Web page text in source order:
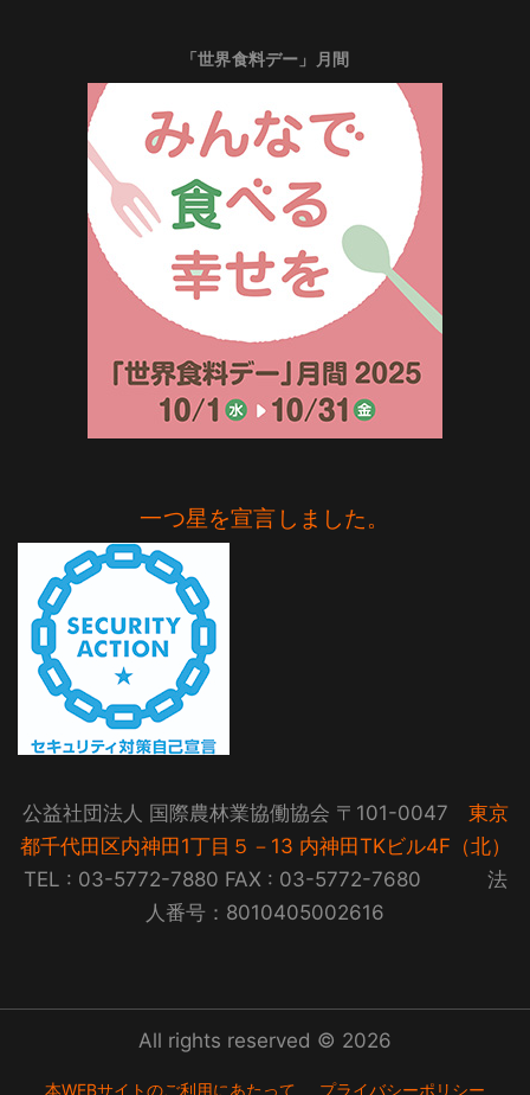
「世界食料デー」月間
一つ星を宣言しました。
公益社団法人 国際農林業協働協会 〒101-0047 東京
都千代田区内神田1丁目５－13 内神田TKビル4F（北）
TEL : 03-5772-7880 FAX : 03-5772-7680 法
人番号：8010405002616
All rights reserved © 2026
本WEBサイトのご利用にあたって プライバシーポリシー